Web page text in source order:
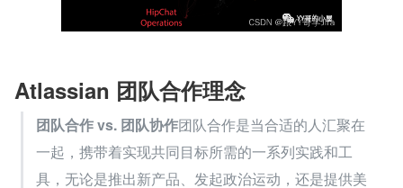
Atlassian 团队合作理念
团队合作 vs. 团队协作团队合作是当合适的人汇聚在
一起，携带着实现共同目标所需的一系列实践和工
具，无论是推出新产品、发起政治运动，还是提供美